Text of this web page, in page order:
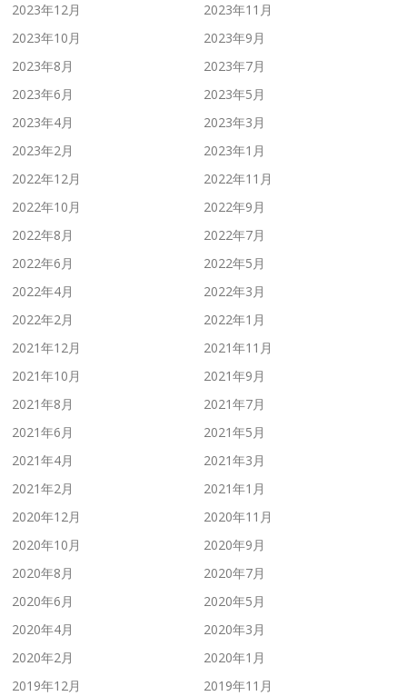
2023年12月
2023年11月
2023年10月
2023年9月
2023年8月
2023年7月
2023年6月
2023年5月
2023年4月
2023年3月
2023年2月
2023年1月
2022年12月
2022年11月
2022年10月
2022年9月
2022年8月
2022年7月
2022年6月
2022年5月
2022年4月
2022年3月
2022年2月
2022年1月
2021年12月
2021年11月
2021年10月
2021年9月
2021年8月
2021年7月
2021年6月
2021年5月
2021年4月
2021年3月
2021年2月
2021年1月
2020年12月
2020年11月
2020年10月
2020年9月
2020年8月
2020年7月
2020年6月
2020年5月
2020年4月
2020年3月
2020年2月
2020年1月
2019年12月
2019年11月